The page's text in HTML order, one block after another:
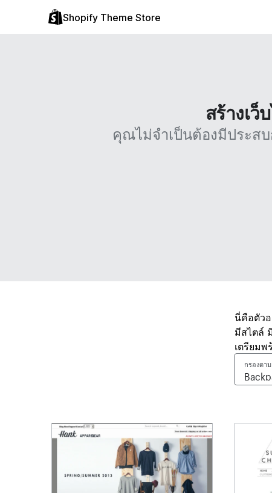
Shopify Theme Store
สร้างเว็
คุณไม่จำเป็นต้องมีประส
นี่คือตัว
มีสไตล์
เตรียมพ
กรองตา